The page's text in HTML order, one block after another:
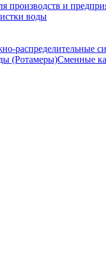
производств и
воды
распределительные
(Ротамеры)Сменные